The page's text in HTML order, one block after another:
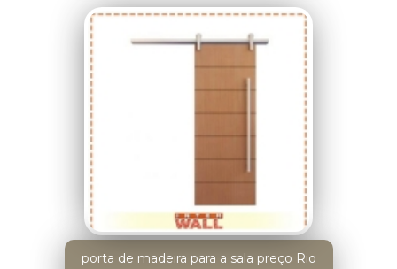
porta de madeira para a sala preço Rio